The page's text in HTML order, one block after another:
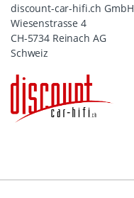
discount-car-hifi.ch GmbH
Wiesenstrasse 4
CH-5734 Reinach AG
Schweiz